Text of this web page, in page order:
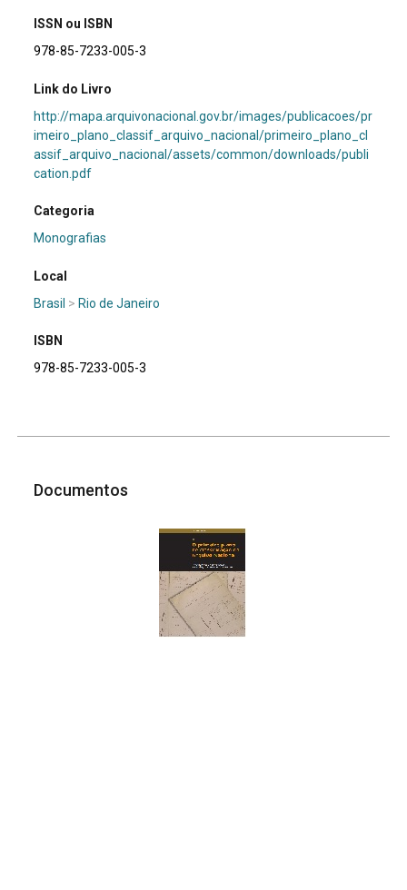
ISSN ou ISBN
978-85-7233-005-3
Link do Livro
http://mapa.arquivonacional.gov.br/images/publicacoes/pr
imeiro_plano_classif_arquivo_nacional/primeiro_plano_cl
assif_arquivo_nacional/assets/common/downloads/publi
cation.pdf
Categoria
Monografias
Local
Brasil > Rio de Janeiro
ISBN
978-85-7233-005-3
Documentos